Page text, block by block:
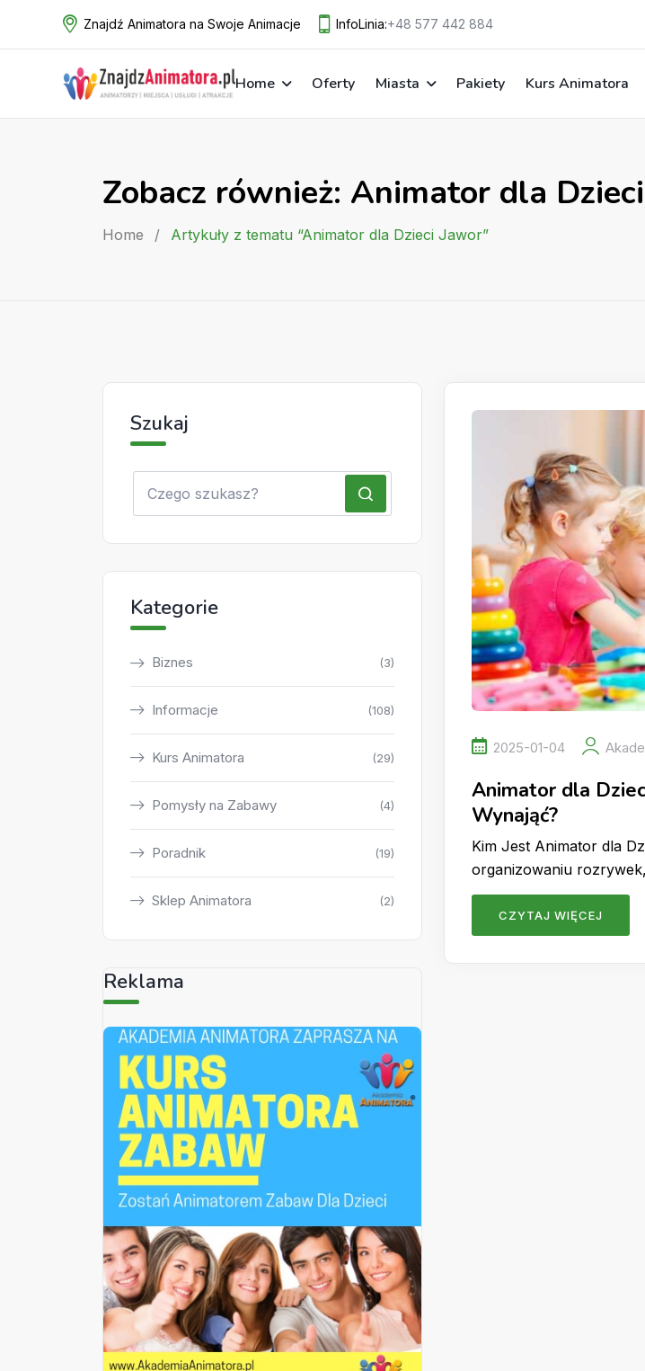
Znajdź Animatora na Swoje Animacje InfoLinia:+48 577 442 884
Home Oferty Miasta Pakiety Kurs Animatora
Zobacz również: Animator dla
Home / Artykuły z tematu “Animator dla Dzieci Jawor”
2025-01-04
Animator dla
Wynająć?
Kim Jest Animator dla
organizowaniu
CZYTAJ WIĘCEJ
Szukaj
Kategorie
Biznes (3)
Informacje (108)
Kurs Animatora (29)
Pomysły na Zabawy (4)
Poradnik (19)
Sklep Animatora (2)
Reklama